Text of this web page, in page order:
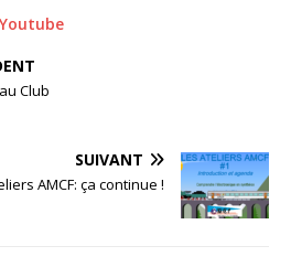
Club
SUIVANT
AMCF: ça continue !